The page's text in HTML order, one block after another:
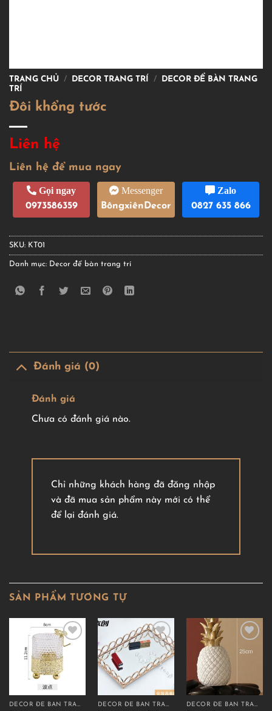
TRANG CHỦ / DECOR TRANG TRÍ /
DECOR ĐỂ BÀN TRANG
TRÍ
Đôi khổng tước
Liên hệ
Liên hệ để mua ngay
Gọi ngay
0973586359
Messenger
BôngxiênDecor
Zalo
0827 635 866
SKU: KT01
Danh mục: Decor để bàn trang trí
Đánh giá (0)
Đánh giá
Chưa có đánh giá nào.
Chỉ những khách hàng đã đăng nhập
và đã mua sản phẩm này mới có thể
để lại đánh giá.
SẢN PHẨM TƯƠNG TỰ
DECOR ĐỂ BÀN TRANG TRÍ DECOR ĐỂ BÀN TRANG TRÍ DECOR ĐỂ BÀN TRANG TRÍ